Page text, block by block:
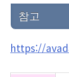
참고
https://